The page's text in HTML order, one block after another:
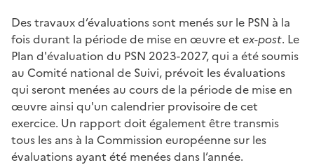
Des travaux d’évaluations sont menés sur le PSN à la
fois durant la période de mise en œuvre et ex-post. Le
Plan d'évaluation du PSN 2023-2027, qui a été soumis
au Comité national de Suivi, prévoit les évaluations
qui seront menées au cours de la période de mise en
œuvre ainsi qu'un calendrier provisoire de cet
exercice. Un rapport doit également être transmis
tous les ans à la Commission européenne sur les
évaluations ayant été menées dans l’année.